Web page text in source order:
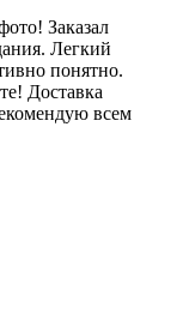
Заказал
Легкий
понятно.
Доставка
всем